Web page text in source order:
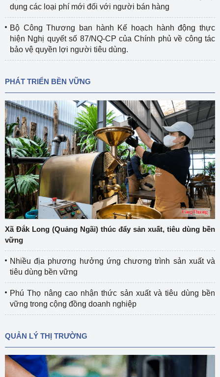
dụng các loại phí mới đối với người bán hàng
Bộ Công Thương ban hành Kế hoạch hành động thực
hiện Nghị quyết số 87/NQ-CP của Chính phủ về công tác
bảo vệ quyền lợi người tiêu dùng.
PHÁT TRIỂN BỀN VỮNG
Xã Đắk Long (Quảng Ngãi) thúc đẩy sản xuất, tiêu dùng bền
vững
Nhiều địa phương hưởng ứng chương trình sản xuất và
tiêu dùng bền vững
Phú Thọ nâng cao nhận thức sản xuất và tiêu dùng bền
vững trong cộng đồng doanh nghiệp
QUẢN LÝ THỊ TRƯỜNG